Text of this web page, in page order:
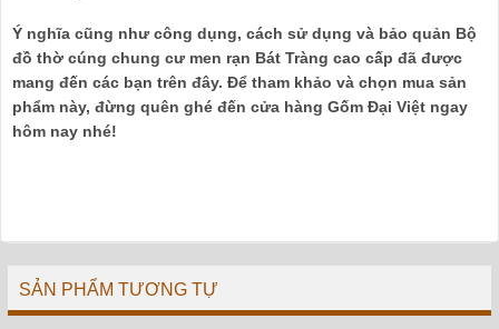
Ý nghĩa cũng như công dụng, cách sử dụng và bảo quản Bộ
đồ thờ cúng chung cư men rạn Bát Tràng cao cấp đã được
mang đến các bạn trên đây. Để tham khảo và chọn mua sản
phẩm này, đừng quên ghé đến cửa hàng Gốm Đại Việt ngay
hôm nay nhé!
SẢN PHẨM TƯƠNG TỰ